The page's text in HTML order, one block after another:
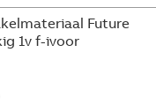
Future
1v f-ivoor